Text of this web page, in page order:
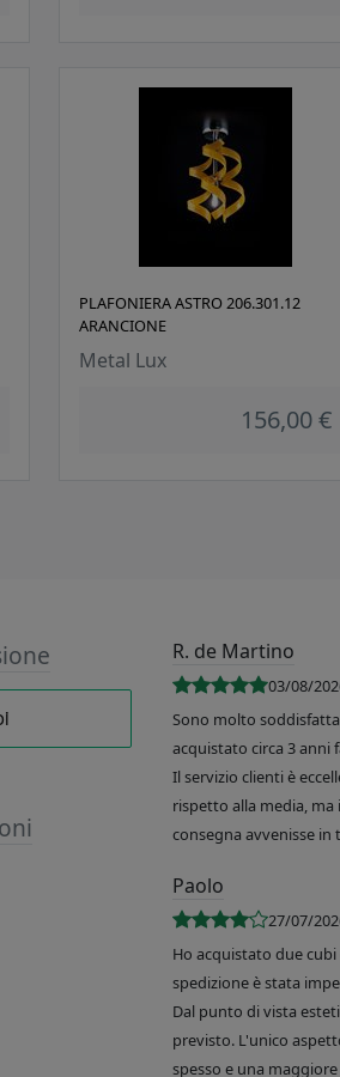
PLAFONIERA ASTRO 206.301.12
ARANCIONE
Metal Lux
156,00 €
R. de Martino
03/08/
Sono molto
acquistato circa 3 anni
Il servizio clienti è
rispetto alla media,
consegna avvenisse in
Paolo
27/07/
Ho acquistato due
spedizione è stata
Dal punto di vista
previsto. L'unico
spesso e una